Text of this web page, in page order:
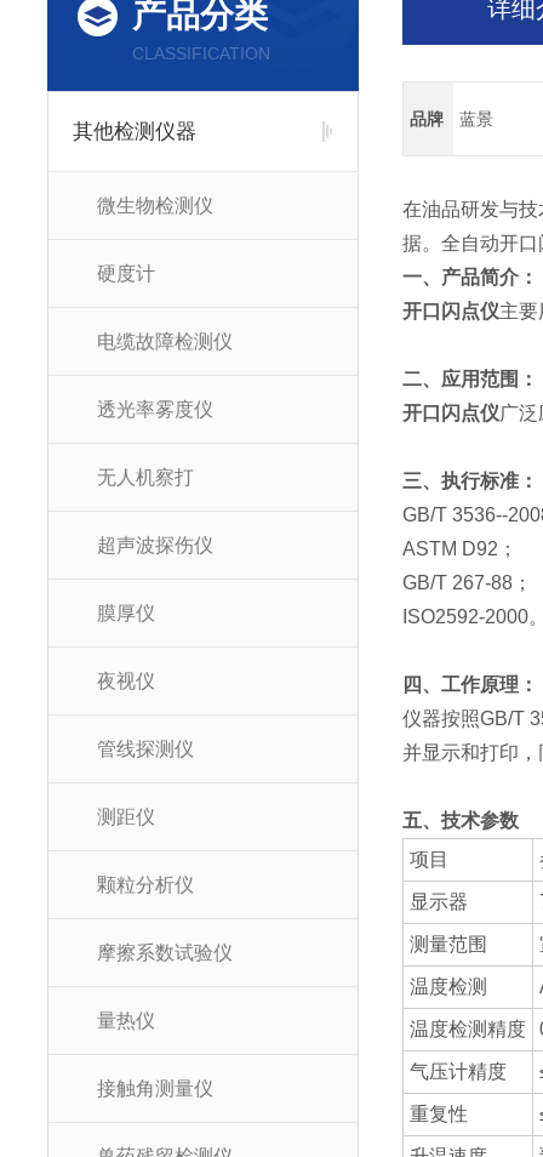
产品分类
CLASSIFICATION
其他检测仪器
微生物检测仪
硬度计
电缆故障检测仪
透光率雾度仪
无人机察打
超声波探伤仪
膜厚仪
夜视仪
管线探测仪
测距仪
颗粒分析仪
摩擦系数试验仪
量热仪
接触角测量仪
详细
品牌 蓝景
在油品研发与
据。全自动开
一、产品简介：
开口闪点仪主
二、应用范围：
开口闪点仪广
三、执行标准：
GB/T 3536--
ASTM D92；
GB/T 267-88；
ISO2592-2000
四、工作原理：
仪器按照GB/T
并显示和打印
五、技术参数
项目
显示器
测量范围
温度检测
温度检测精度
气压计精度
重复性